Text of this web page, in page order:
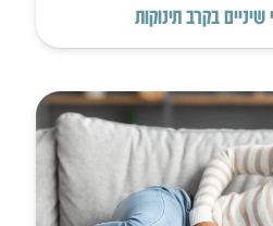
בקרב תינוקות